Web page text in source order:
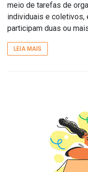
meio de tarefas de
individuais e coletivos,
participam duas ou
LEIA MAIS